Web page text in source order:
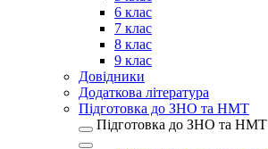
6 клас
7 клас
8 клас
9 клас
Довідники
Додаткова література
Підготовка до ЗНО та НМТ
Підготовка до ЗНО та НМТ